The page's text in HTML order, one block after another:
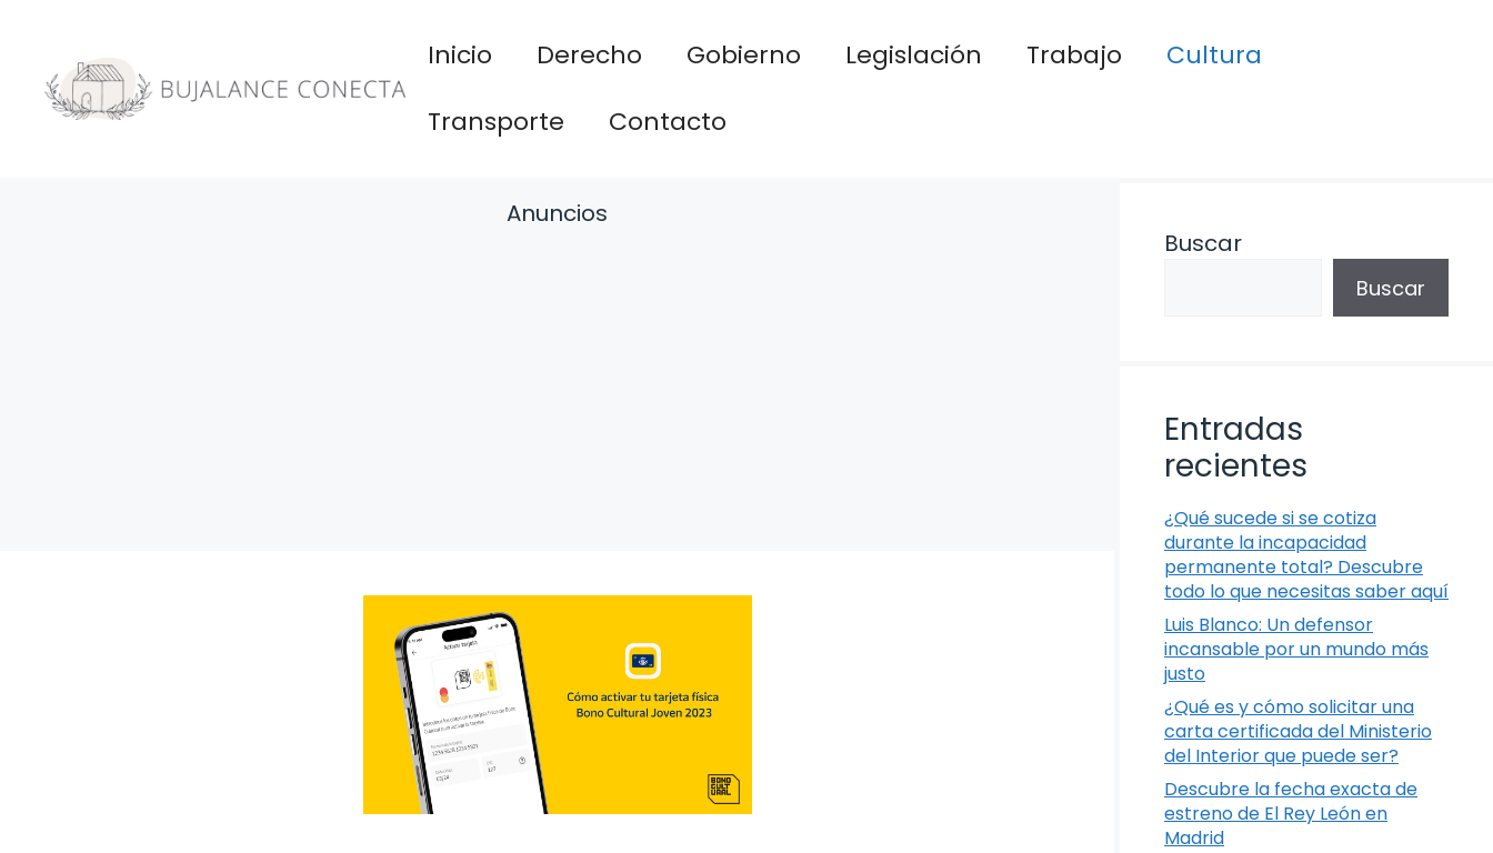
contenido
Inicio Derecho Gobierno Legislación Trabajo
Cultura
Transporte
Contacto
Anuncios
Buscar
Buscar
Entradas
recientes
¿Qué sucede si se cotiza
durante la incapacidad
permanente total? Descubre
todo lo que necesitas saber aquí
Luis Blanco: Un defensor
incansable por un mundo más
justo
¿Qué es y cómo solicitar una
carta certificada del Ministerio
del Interior que puede ser?
Descubre la fecha exacta de
estreno de El Rey León en
Madrid